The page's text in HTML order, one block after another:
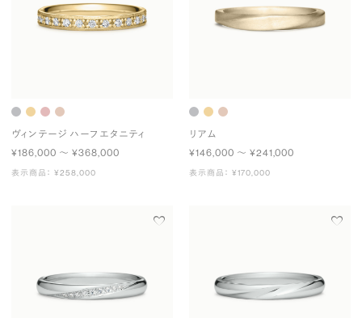
ヴィンテージ ハーフエタニティ
¥186,000 〜 ¥368,000
表示商品： ¥258,000
リアム
¥146,000 〜 ¥241,000
表示商品： ¥170,000